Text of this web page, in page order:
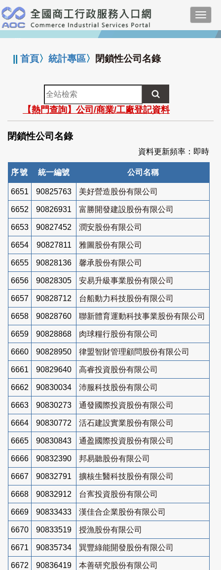
跳
到
主
要
:::
||首頁〉統計專區〉 閉鎖性公司名錄
全
站
檢
索
【熱門查詢】公司/商業/工廠登記資料
閉鎖性公司名錄
資料更新頻率：即時
序號 統一編號 公司名稱
6651 90825763 美好營造股份有限公司
6652 90826931 富勝開發建設股份有限公司
6653 90827452 潤安股份有限公司
6654 90827811 雅圖股份有限公司
6655 90828136 馨承股份有限公司
6656 90828305 安易升級事業股份有限公司
6657 90828712 台船動力科技股份有限公司
6658 90828760 聯新體育運動科技事業股份有限公司
6659 90828868 肉球糧行股份有限公司
6660 90828950 律盟智財管理顧問股份有限公司
6661 90829640 高睿投資股份有限公司
6662 90830034 沛服科技股份有限公司
6663 90830273 通發國際投資股份有限公司
6664 90830772 活石建設實業股份有限公司
6665 90830843 通盈國際投資股份有限公司
6666 90832390 邦易聽股份有限公司
6667 90832791 擴核生醫科技股份有限公司
6668 90832912 台寯投資股份有限公司
6669 90833433 漢佳合企業股份有限公司
6670 90833519 授漁股份有限公司
6671 90835734 巽豐綠能開發股份有限公司
6672 90836419 本善研究股份有限公司